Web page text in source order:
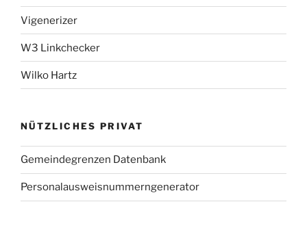
Vigenerizer
W3 Linkchecker
Wilko Hartz
NÜTZLICHES PRIVAT
Gemeindegrenzen Datenbank
Personalausweisnummerngenerator